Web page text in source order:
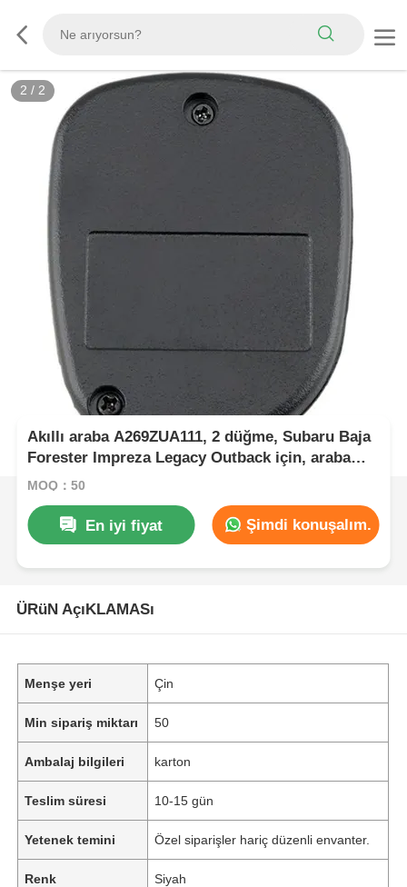
2 / 2
Akıllı araba A269ZUA111, 2 düğme, Subaru Baja
Forester Impreza Legacy Outback için, araba
uzaktan kumandası
MOQ：50
En iyi fiyat Şimdi konuşalım.
ÜRüN AçıKLAMASı
Menşe yeri Çin
Min sipariş miktarı 50
Ambalaj bilgileri karton
Teslim süresi 10-15 gün
Yetenek temini Özel siparişler hariç düzenli envanter.
Renk Siyah